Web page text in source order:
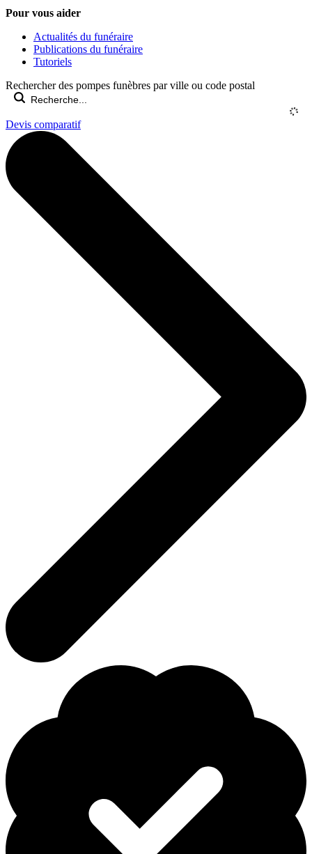
Pour vous aider
Actualités du funéraire
Publications du funéraire
Tutoriels
Rechercher des pompes funèbres par ville ou code postal
Devis comparatif